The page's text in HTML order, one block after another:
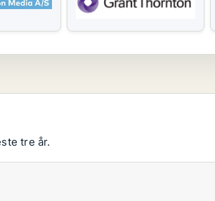
tre år.